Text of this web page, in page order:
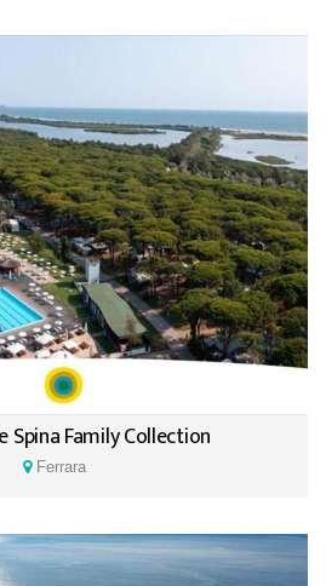
Spina Family Collection
Ferrara